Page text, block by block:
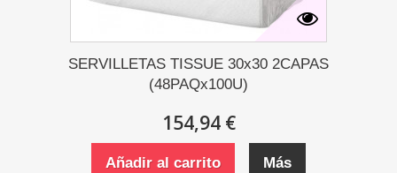
SERVILLETAS TISSUE 30x30 2CAPAS
(48PAQx100U)
154,94 €
Añadir al carrito Más